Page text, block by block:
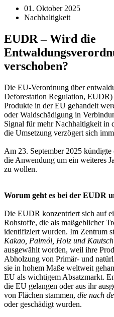
01. Oktober 2025
Nachhaltigkeit
EUDR – Wird die
verschoben?
Die EU-Verordnung über
Deforestation Regulation, EUDR)
Produkte in der EU gehandelt
oder Waldschädigung in
Signal für mehr Nachhaltigkeit in
die Umsetzung verzögert sich
Am 23. September 2025
die Anwendung um ein weiteres
zu wollen.
Worum geht es bei der EUDR
Die EUDR konzentriert sich auf
Rohstoffe, die als maßgeblicher
identifiziert wurden. Im Zentrum
Kakao, Palmöl, Holz und
ausgewählt worden, weil ihre
Abholzung von Primär- und
sie in hohem Maße weltweit
EU als wichtigem Absatzmarkt.
die EU gelangen oder aus ihr
von Flächen stammen, die nach
oder geschädigt wurden.